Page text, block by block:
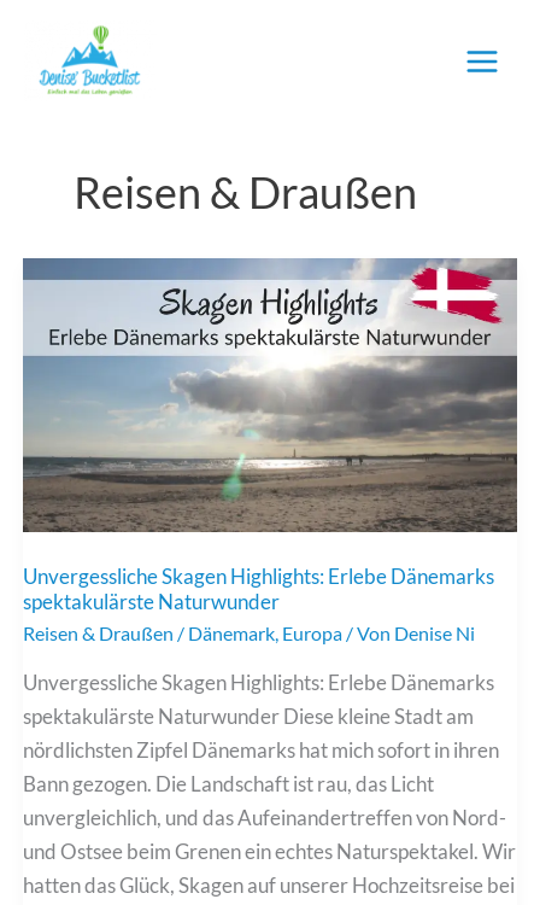
springen
Reisen & Draußen
Unvergessliche Skagen Highlights: Erlebe Dänemarks
spektakulärste Naturwunder
Reisen & Draußen / Dänemark Europa / Von Denise Ni
Unvergessliche Skagen Highlights: Erlebe Dänemarks
spektakulärste Naturwunder Diese kleine Stadt am
nördlichsten Zipfel Dänemarks hat mich sofort in ihren
Bann gezogen. Die Landschaft ist rau, das Licht
unvergleichlich, und das Aufeinandertreffen von Nord-
und Ostsee beim Grenen ein echtes Naturspektakel. Wir
hatten das Glück, Skagen auf unserer Hochzeitsreise bei